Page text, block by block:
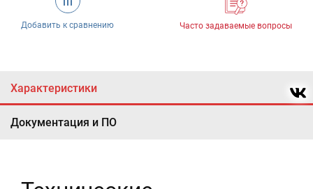
Добавить к сравнению Часто задаваемые вопросы
Характеристики
Документация и ПО